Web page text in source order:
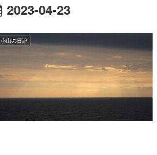
2023-04-23
小山の日記